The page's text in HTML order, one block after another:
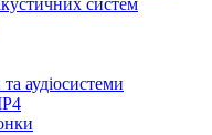
систем
аудіосистеми